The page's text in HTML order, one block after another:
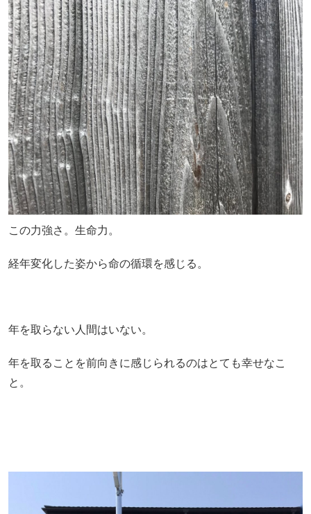
この力強さ。生命力。
経年変化した姿から命の循環を感じる。
年を取らない人間はいない。
年を取ることを前向きに感じられるのはとても幸せなこ
と。